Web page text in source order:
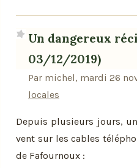
Un dangereux
03/12/2019)
Par michel, mardi 26
locales
Depuis plusieurs jours,
vent sur les cables
de Fafournoux :